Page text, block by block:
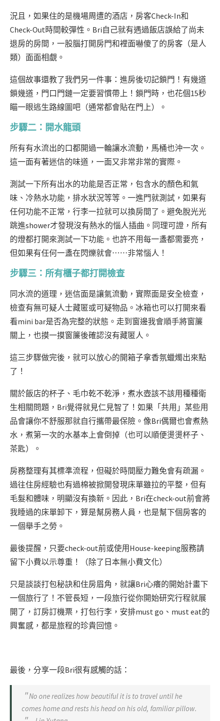
況且，如果住的是機場周遭的酒店，房客Check-In和
Check-Out時間較彈性。Bri自己就有遇過飯店誤給了尚未
退房的房間，一股腦打開房門和裡面嚇傻了的房客（是人
類）面面相覷。
這個故事還教了我們另一件事：進房後切記鎖門！有幾道
鎖幾道，門口門鏈一定要習慣帶上！鎖門時，也花個15秒
瞄一眼逃生路線圖吧（通常都會貼在門上）。
步驟二：開水龍頭
所有有水流出的口都開過一輪讓水流動，馬桶也沖一次。
這一面有著迷信的味道，一面又非常非常的實際。
測試一下所有出水的功能是否正常，包含水的顏色和氣
味、冷熱水功能，排水狀況等等。一進門就測試，如果有
任何功能不正常，行李一拉就可以換房間了。避免脫光光
跳進shower才發現沒有熱水的惱人插曲。 同理可證，所有
的燈都打開來測試一下功能。也許不用每一盞都需要亮，
但如果有任何一盞在閃爍就會⋯⋯非常惱人！
步驟三：所有櫃子都打開檢查
同水流的道理，迷信面是讓氣流動，實際面是安全檢查，
檢查有無可疑人士藏匿或可疑物品。冰箱也可以打開來看
看mini bar是否為完整的狀態。 走到窗邊我會順手將窗簾
關上，也摸一摸窗簾後確認沒有藏匿人。
這三步驟做完後，就可以放心的開箱子拿香氛蠟燭出來點
了！
關於飯店的杯子、毛巾乾不乾淨，煮水壺該不該用種種衛
生相關問題，Bri覺得就見仁見智了！如果「共用」某些用
品會讓你不舒服那就自行攜帶最保險。像Bri偶爾也會煮熱
水，煮第一次的水基本上會倒掉（也可以順便燙燙杯子、
茶匙）。
房務整理有其標準流程，但礙於時間壓力難免會有疏漏。
過往住房經驗也有過棉被掀開發現床單雖拉的平整，但有
毛髮和體味，明顯沒有換新。因此，Bri在check-out前會將
我睡過的床單卸下，算是幫房務人員，也是幫下個房客的
一個舉手之勞。
最後提醒，只要check-out前或使用House-keeping服務請
留下小費以示尊重！（除了日本無小費文化）
只是談談打包秘訣和住房眉角，就讓Bri心癢的開始計畫下
一個旅行了！不管長短，一段旅行從你開始研究行程就展
開了，訂房訂機票，打包行李，安排must go、must eat的
興奮感，都是旅程的珍貴回憶。
最後，分享一段Bri很有感觸的話：
＂No one realizes how beautiful it is to travel until he
comes home and rests his head on his old, familiar pillow.